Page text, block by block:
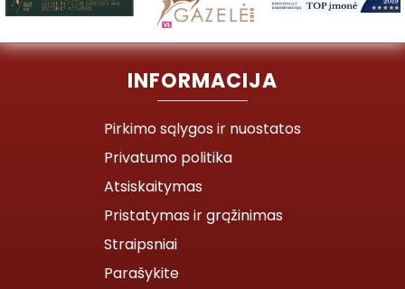
INFORMACIJA
Pirkimo sąlygos ir nuostatos
Privatumo politika
Atsiskaitymas
Pristatymas ir grąžinimas
Straipsniai
Parašykite